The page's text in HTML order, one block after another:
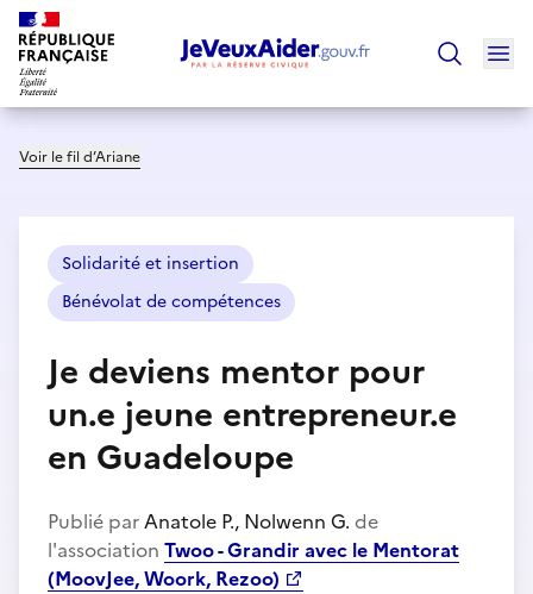
Voir le fil d’Ariane
Solidarité et insertion
Bénévolat de compétences
Je deviens mentor pour
un.e jeune entrepreneur.e
en Guadeloupe
Publié parAnatole P., Nolwenn G. de
l'association Twoo - Grandir avec le Mentorat
(MoovJee, Woork, Rezoo)